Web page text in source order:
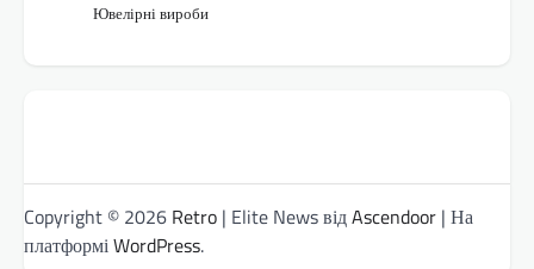
Ювелірні вироби
Copyright © 2026 Retro | Elite News відAscendoor | На
платформіWordPress.